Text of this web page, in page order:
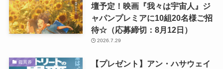
壇予定！映画『我々は宇宙人』ジ
ャパンプレミアに10組20名様ご招
待☆（応募締切：8月12日）
2026.7.29
鑑賞券
【プレゼント】アン・ハサウェイ